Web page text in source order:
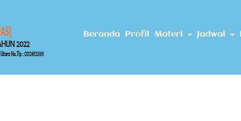
Beranda Profil Materi Jadwal